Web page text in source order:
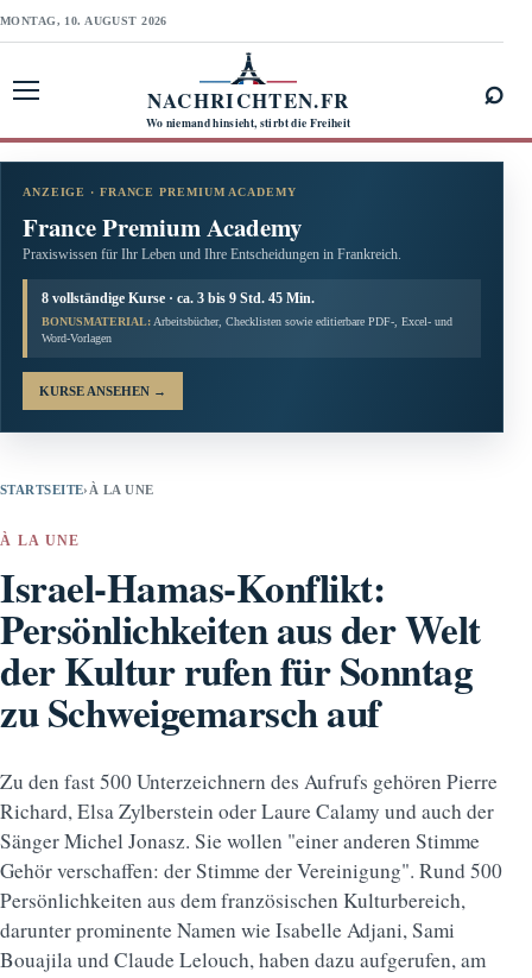
MONTAG, 10. AUGUST 2026
NACHRICHTEN.FR
Wo niemand hinsieht, stirbt die Freiheit
⌕
ANZEIGE · FRANCE PREMIUM ACADEMY
France Premium Academy
Praxiswissen für Ihr Leben und Ihre Entscheidungen in Frankreich.
8 vollständige Kurse · ca. 3 bis 9 Std. 45 Min.
BONUSMATERIAL: Arbeitsbücher, Checklisten sowie editierbare PDF-, Excel- und
Word-Vorlagen
KURSE ANSEHEN →
STARTSEITE› À LA UNE
À LA UNE
Israel-Hamas-Konflikt:
Persönlichkeiten aus der Welt
der Kultur rufen für Sonntag
zu Schweigemarsch auf
Zu den fast 500 Unterzeichnern des Aufrufs gehören Pierre
Richard, Elsa Zylberstein oder Laure Calamy und auch der
Sänger Michel Jonasz. Sie wollen "einer anderen Stimme
Gehör verschaffen: der Stimme der Vereinigung". Rund 500
Persönlichkeiten aus dem französischen Kulturbereich,
darunter prominente Namen wie Isabelle Adjani, Sami
Bouajila und Claude Lelouch, haben dazu aufgerufen, am